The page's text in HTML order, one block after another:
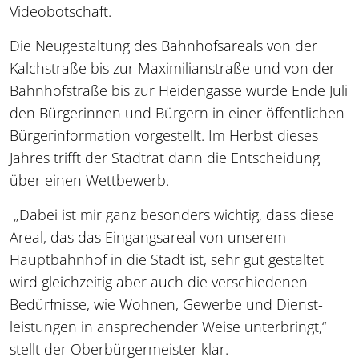
Videobotschaft.
Die Neugestaltung des Bahnhofsareals von der
Kalchstraße bis zur Maximilianstraße und von der
Bahnhofstraße bis zur Heidengasse wurde Ende Juli
den Bürgerinnen und Bürgern in einer öffentlichen
Bürgerinformation vorgestellt. Im Herbst dieses
Jahres trifft der Stadtrat dann die Entscheidung
über einen Wettbewerb.
„Dabei ist mir ganz besonders wichtig, dass diese
Areal, das das Eingangsareal von unserem
Hauptbahnhof in die Stadt ist, sehr gut gestaltet
wird gleichzeitig aber auch die verschiedenen
Bedürfnisse, wie Wohnen, Gewerbe und Dienst-
leistungen in ansprechender Weise unterbringt,“
stellt der Oberbürgermeister klar.